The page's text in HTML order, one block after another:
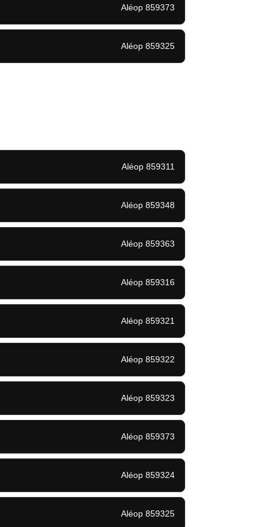
Aléop 859373
Aléop 859325
Aléop 859311
Aléop 859348
Aléop 859363
Aléop 859316
Aléop 859321
Aléop 859322
Aléop 859323
Aléop 859373
Aléop 859324
Aléop 859325